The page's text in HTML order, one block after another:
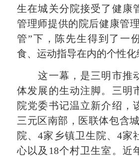
生在城关分院接受了健康
管理师提供的院后健康管
管”下，陈先生得到了一
食、运动指导在内的个性化
这一幕，是三明市推
体发展的生动注脚。三明
院党委书记温立新介绍，
三元区南部，医联体包含
院、4家乡镇卫生院、4家
心以及18个村卫生室。近